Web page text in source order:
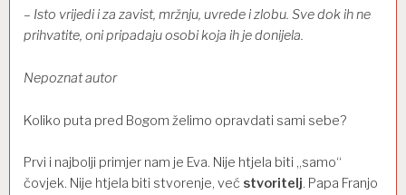
– Isto vrijedi i za zavist, mržnju, uvrede i zlobu. Sve dok ih ne
prihvatite, oni pripadaju osobi koja ih je donijela.
Nepoznat autor
Koliko puta pred Bogom želimo opravdati sami sebe?
Prvi i najbolji primjer nam je Eva. Nije htjela biti „samo“
čovjek. Nije htjela biti stvorenje, već stvoritelj. Papa Franjo